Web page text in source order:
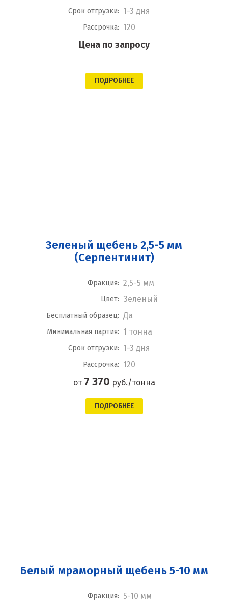
Срок отгрузки: 1-3 дня
Рассрочка: 120
Цена по запросу
ПОДРОБНЕЕ
Зеленый щебень 2,5-5 мм
(Серпентинит)
Фракция: 2,5-5 мм
Цвет: Зеленый
Бесплатный образец: Да
Минимальная партия: 1 тонна
Срок отгрузки: 1-3 дня
Рассрочка: 120
от 7 370 руб./тонна
ПОДРОБНЕЕ
Белый мраморный щебень 5-10 мм
Фракция: 5-10 мм